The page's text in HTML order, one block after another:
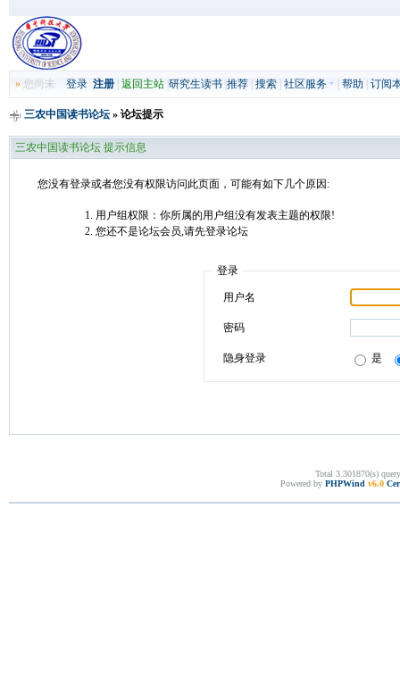
»您尚未 登录 注册| 返回主站| 研究生读书| 推荐| 搜索| 社区服务 帮助 订阅
三农中国读书论坛» 论坛提示
三农中国读书论坛 提示信息
您没有登录或者您没有权限访问此页面，可能有如下几个原因:
用户组权限：你所属的用户组没有发表主题的权限!
您还不是论坛会员,请先登录论坛
登录
用户名
密码
隐身登录 是
Total 3.301870(s)
Powered by PHPWind v6.0